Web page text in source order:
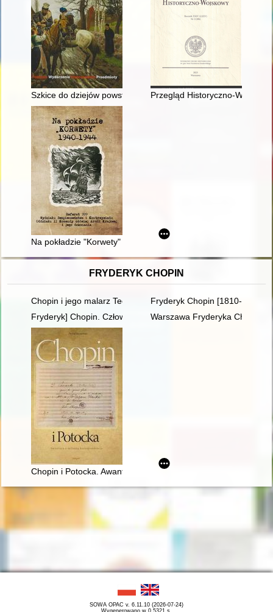
Szkice do dziejów powstania styczniowego w regionie
Przegląd Historyczno-
Na pokładzie "Korwety" 1940-1944 : Referat 999 Wydziału
FRYDERYK CHOPIN
Chopin i jego malarz Teofil Kwiatkowski (1809-1891).
Fryderyk Chopin [1810-1849]
Fryderyk] Chopin. Człowiek, dzieło, rezonansWarszawa Fryderyka Chopina
Chopin i Potocka. Awantura o miłosną korespondencję
SOWA OPAC v. 6.11.10 (2026-07-24)
Wygenerowano w 0,5321 s.